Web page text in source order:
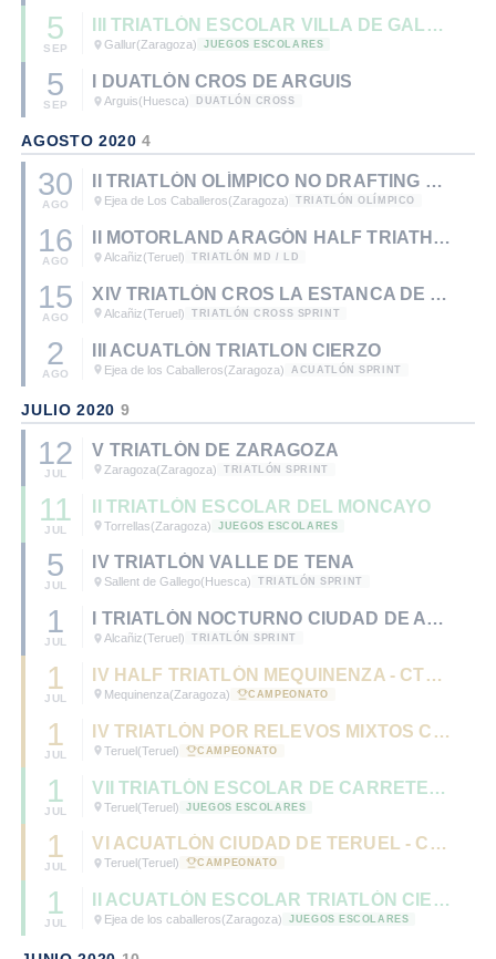
5
SEP
III TRIATLÓN ESCOLAR VILLA DE GALLUR
Gallur(Zaragoza) JUEGOS ESCOLARES
5
SEP
I DUATLÓN CROS DE ARGUIS
Arguis(Huesca) DUATLÓN CROSS
AGOSTO 20204
30
AGO
II TRIATLÓN OLÍMPICO NO DRAFTING DE EJEA
Ejea de Los Caballeros(Zaragoza) TRIATLÓN OLÍMPICO
16
AGO
II MOTORLAND ARAGÓN HALF TRIATHLON
Alcañiz(Teruel) TRIATLÓN MD / LD
15
AGO
XIV TRIATLÓN CROS LA ESTANCA DE ALCAÑIZ
Alcañiz(Teruel) TRIATLÓN CROSS SPRINT
2
AGO
III ACUATLÓN TRIATLON CIERZO
Ejea de los Caballeros(Zaragoza) ACUATLÓN SPRINT
JULIO 2020 9
12
JUL
V TRIATLÓN DE ZARAGOZA
Zaragoza(Zaragoza) TRIATLÓN SPRINT
11
JUL
II TRIATLÓN ESCOLAR DEL MONCAYO
Torrellas(Zaragoza) JUEGOS ESCOLARES
5
JUL
IV TRIATLÓN VALLE DE TENA
Sallent de Gallego(Huesca) TRIATLÓN SPRINT
1
JUL
I TRIATLÓN NOCTURNO CIUDAD DE ALCAÑIZ
Alcañiz(Teruel) TRIATLÓN SPRINT
1
JUL
IV HALF TRIATLÓN MEQUINENZA - CTO. DE ARAGÓN DE TRIATLÓN MD 2020.
Mequinenza(Zaragoza) CAMPEONATO
1
JUL
IV TRIATLÓN POR RELEVOS MIXTOS CIUDAD DE TERUEL - CTO. DE ARAGÓN RELEVOS MIXTOS 2020.
Teruel(Teruel) CAMPEONATO
1
JUL
VII TRIATLÓN ESCOLAR DE CARRETERA CIUDAD DE TERUEL
Teruel(Teruel) JUEGOS ESCOLARES
1
JUL
VI ACUATLÓN CIUDAD DE TERUEL - CTO. DE ARAGÓN DE ACUATLÓN 2020.
Teruel (Teruel) CAMPEONATO
1
JUL
II ACUATLÓN ESCOLAR TRIATLÓN CIERZO
Ejea de los caballeros(Zaragoza) JUEGOS ESCOLARES